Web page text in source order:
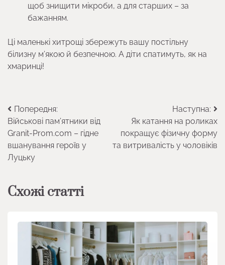
щоб знищити мікроби, а для старших – за
бажанням.
Ці маленькі хитрощі збережуть вашу постільну
білизну м’якою й безпечною. А діти спатимуть, як на
хмаринці!
Навігація
записів
Попередня:
Військові пам’ятники від
Granit-Prom.com – гідне
вшанування героїв у
Луцьку
Наступна:
Як катання на роликах
покращує фізичну форму
та витривалість у чоловіків
Схожі статті